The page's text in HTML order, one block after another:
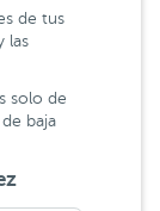
de tus
las
solo de
baja